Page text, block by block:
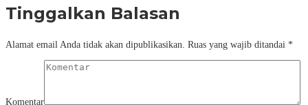
Tinggalkan Balasan
Alamat email Anda tidak akan dipublikasikan. Ruas yang wajib ditandai *
Komentar